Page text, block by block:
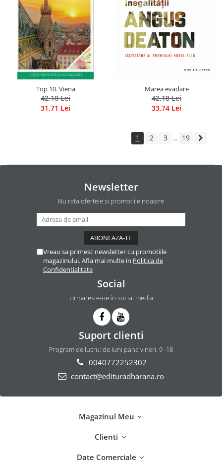
Top 10. Viena
42,18 Lei
31,71 Lei
Marea evadare
42,18 Lei
33,74 Lei
1 2 3 ... 19
Newsletter
Nu rata ofertele si promotiile noastre
Vreau sa primesc newsletter cu promotiile
magazinului. Afla mai multe in Politica de
Confidentialitate
Social
Urmareste-ne in social media
Suport clienti
Program de lucru: de luni pana vineri, 9 -18
0040772252302
contact@edituradharana.ro
Magazinul Meu
Clienti
Date Comerciale